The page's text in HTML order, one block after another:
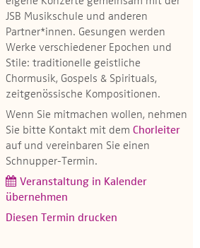
JSB Musikschule und anderen
Partner*innen. Gesungen werden
Werke verschiedener Epochen und
Stile: traditionelle geistliche
Chormusik, Gospels & Spirituals,
zeitgenössische Kompositionen.
Wenn Sie mitmachen wollen, nehmen
Sie bitte Kontakt mit dem Chorleiter
auf und vereinbaren Sie einen
Schnupper-Termin.
Veranstaltung in Kalender
übernehmen
Diesen Termin drucken